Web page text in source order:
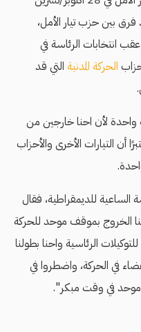
وجود فرق بين حزب تيار الأمل،
انتخابات الرئاسة في
الحركة المدنية التي قد
واحدة لأن احنا خارجين من
أن التيارات الأخرى والأحزاب
الساعية للديمقراطية، فقال
الخروج بموقف موحد للحركة
للتوكيلات الرئاسية واحنا بطولنا
أعضاء في الحركة، واضطروا في
موحد في وقت مبكر".